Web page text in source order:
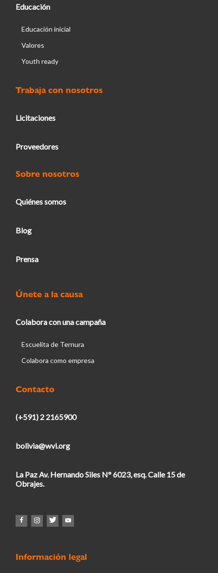
Educación
Educación inicial
Valores
Youth ready
Trabaja con nosotros
Licitaciones
Proveedores
Sobre nosotros
Quiénes somos
Blog
Prensa
Únete a la causa
Colabora con una campaña
Escuelita de Ternura
Colabora como empresa
Contacto
(+591) 2 2165900
bolivia@wvi.org
La Paz Av. Hernando Siles N° 6023, esq. Calle 15 de
Obrajes.
Información legal